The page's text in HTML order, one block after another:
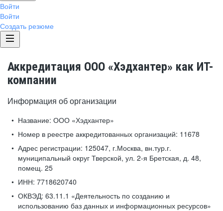
Войти
Войти
Создать резюме
Аккредитация ООО «Хэдхантер» как ИТ-
компании
Информация об организации
Название: ООО «Хэдхантер»
Номер в реестре аккредитованных организаций: 11678
Адрес регистрации: 125047, г.Москва, вн.тур.г.
муниципальный округ Тверской, ул. 2-я Бретская, д. 48,
помещ. 25
ИНН: 7718620740
ОКВЭД: 63.11.1 «Деятельность по созданию и
использованию баз данных и информационных ресурсов»